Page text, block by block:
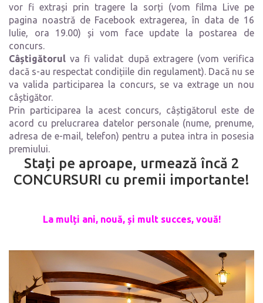
vor fi extrași prin tragere la sorți (vom filma Live pe
pagina noastră de Facebook extragerea, în data de 16
Iulie, ora 19.00) și vom face update la postarea de
concurs.
Câștigătorul va fi validat după extragere (vom verifica
dacă s-au respectat condițiile din regulament). Dacă nu se
va valida participarea la concurs, se va extrage un nou
câștigător.
Prin participarea la acest concurs, câștigătorul este de
acord cu prelucrarea datelor personale (nume, prenume,
adresa de e-mail, telefon) pentru a putea intra in posesia
premiului.
Stați pe aproape, urmează încă 2
CONCURSURI cu premii importante!
La mulți ani, nouă, și mult succes, vouă!